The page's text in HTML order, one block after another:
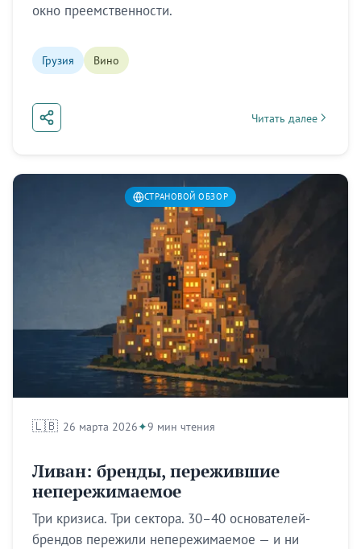
окно преемственности.
Грузия Вино
Читать далее
about Грузия:
СТРАНОВОЙ ОБЗОР
🇱🇧 26 марта 2026 9 мин чтения
Ливан: бренды, пережившие
непережимаемое
Три кризиса. Три сектора. 30–40 основателей-
брендов пережили непережимаемое — и ни